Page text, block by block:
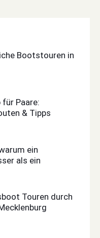
Bootstouren in
Paare:
& Tipps
ein
als ein
Touren durch